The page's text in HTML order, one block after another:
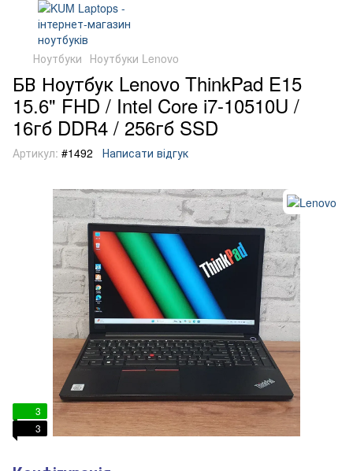
Ноутбуки Ноутбуки Lenovo
БВ Ноутбук Lenovo ThinkPad E15
15.6" FHD / Intel Core i7-10510U /
16гб DDR4 / 256гб SSD
Артикул: #1492 Написати відгук
3
3